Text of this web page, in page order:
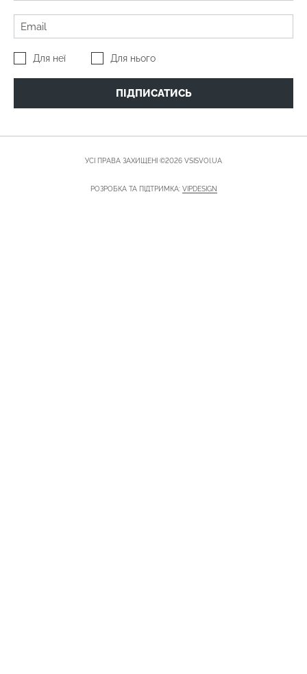
Для неї Для нього
ПІДПИСАТИСЬ
УСІ ПРАВА ЗАХИЩЕНІ ©2026 VSISVOI.UA
РОЗРОБКА ТА ПІДТРИМКА: VIPDESIGN